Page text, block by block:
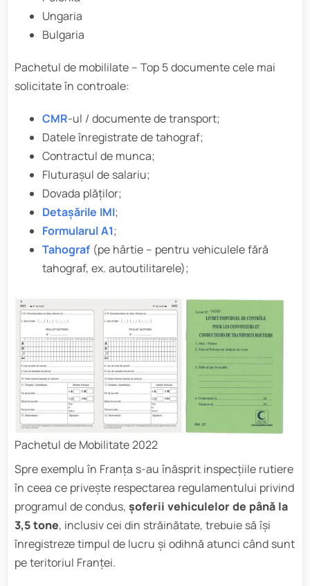
Ungaria
Bulgaria
Pachetul de mobililate – Top 5 documente cele mai
solicitate în controale:
CMR-ul / documente de transport;
Datele înregistrate de tahograf;
Contractul de munca;
Fluturașul de salariu;
Dovada plăților;
Detașările IMI;
Formularul A1;
Tahograf (pe hârtie – pentru vehiculele fără
tahograf, ex. autoutilitarele);
Pachetul de Mobilitate 2022
Spre exemplu în Franța s-au înăsprit inspecțiile rutiere
în ceea ce privește respectarea regulamentului privind
programul de condus, șoferii vehiculelor de până la
3,5 tone, inclusiv cei din străinătate, trebuie să își
înregistreze timpul de lucru și odihnă atunci când sunt
pe teritoriul Franței.